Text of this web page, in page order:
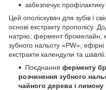
забезпечує
Цей ополіскувач для зубів і
основі екстракту прополісу.
натрію, фермент бромелайн,
зубного нальоту «PW»,
екстракти календули та шавлії.
Поєднання ферменту
розчинення зубного
чайного дерева і лимону